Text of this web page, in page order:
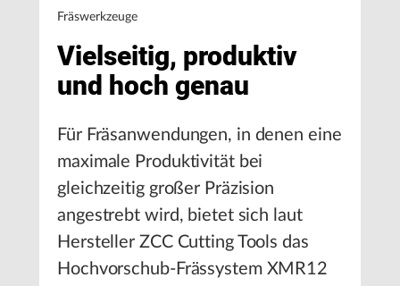
Fräswerkzeuge
Vielseitig, produktiv
und hoch genau
Für Fräsanwendungen, in denen eine
maximale Produktivität bei
gleichzeitig großer Präzision
angestrebt wird, bietet sich laut
Hersteller ZCC Cutting Tools das
Hochvorschub-Frässystem XMR12